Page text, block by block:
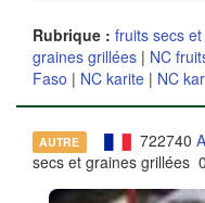
Rubrique : fruits secs
graines grillées | NC
Faso | NC karite | NC
AUTRE 722740
secs et graines grillées